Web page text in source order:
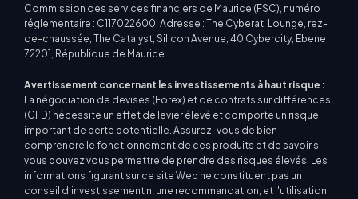
Commission des services financiers de Maurice (FSC), numéro
réglementaire : C117022600. Adresse : The Cyberati Lounge, rez-
de-chaussée, The Catalyst, Silicon Avenue, 40 Cybercity, Ebene
72201, République de Maurice.
Avertissement concernant les investissements à haut risque :
La négociation de devises (Forex) et de contrats sur différences
(CFD) nécessite un effet de levier élevé et comporte un risque
important de perte potentielle. Assurez-vous de bien
comprendre le fonctionnement de ces produits et de savoir si
vous pouvez vous permettre de prendre des risques élevés. Les
informations figurant sur ce site Web ne constituent pas un
conseil d'investissement ni une recommandation, et l'utilisation